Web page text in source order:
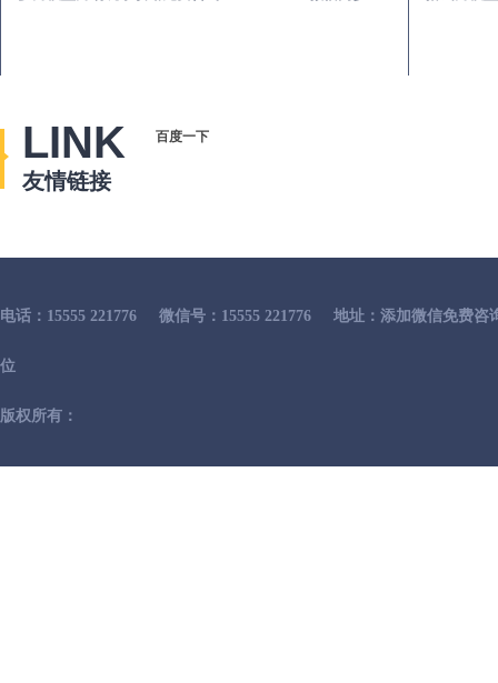
LINK
友情链接
百度一下
电话：15555 221776 微信号：15555 221776 地址：添加微信免费咨
位
版权所有：